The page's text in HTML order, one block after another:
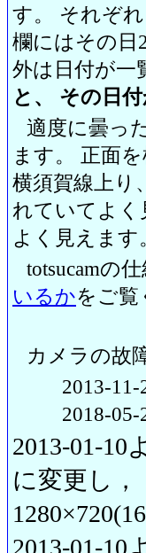
す。 それぞ
欄にはその日
外は日付が一
と、 その日
適度に曇っ
ます。 正面
横須賀線上り
れていてよく
よく見えます
totsucamの
いるかをご覧
カメラの故
2013-11-
2018-05-
2013-01-10
に変更し，
2013-01-10